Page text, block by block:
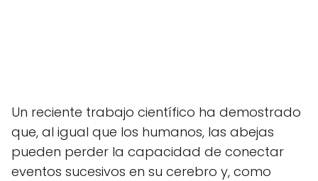
Un reciente trabajo científico ha demostrado
que, al igual que los humanos, las abejas
pueden perder la capacidad de conectar
eventos sucesivos en su cerebro y, como